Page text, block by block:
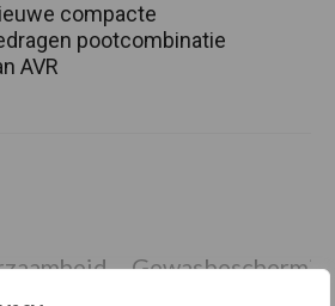
compacte
pootcombinatie
AVR